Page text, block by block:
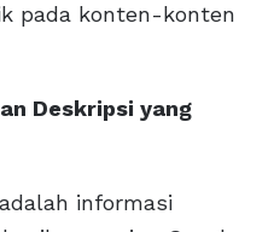
pada konten-konten
Deskripsi yang
informasi